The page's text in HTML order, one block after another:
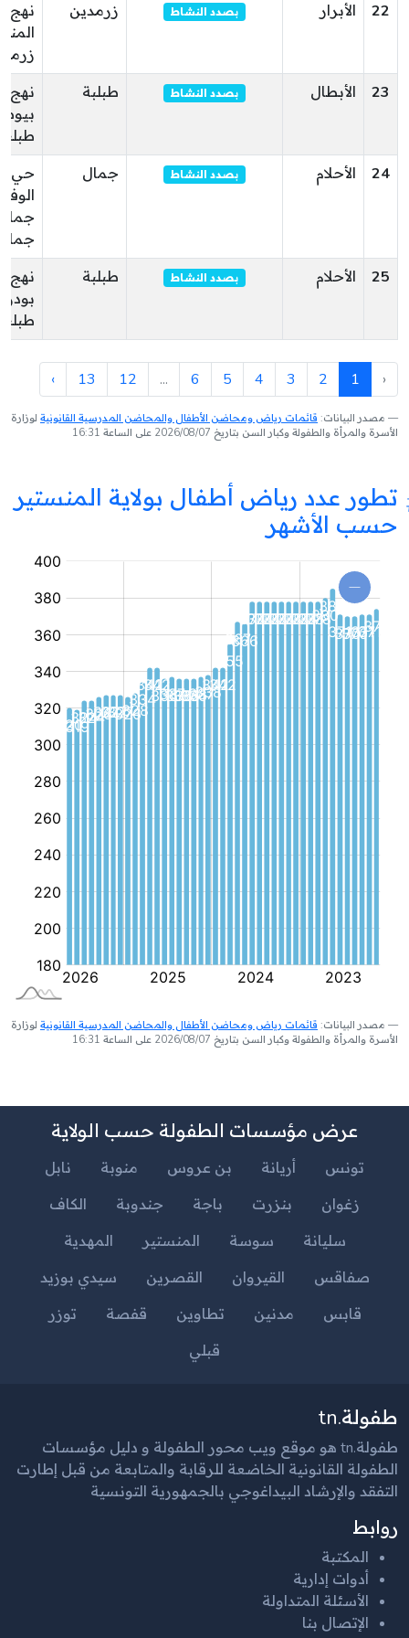
22
الأبرار بصدد النشاط زرمدين
نهج
المنار
23
الأبطال بصدد النشاط طبلبة
نهج
24
الأحلام بصدد النشاط جمال
حي
25
الأحلام بصدد النشاط طبلبة
نهج
‹
1
2
3
4
5
6
...
12
13
›
مصدر البيانات: قائمات رياض ومحاضن الأطفال والمحاضن المدرسية القانونية لوزارة
الأسرة والمرأة والطفولة وكبار السن بتاريخ 2026/08/07 على الساعة 16:31
تطور عدد رياض أطفال بولاية المنستير
حسب الأشهر
روضة
مصدر البيانات: قائمات رياض ومحاضن الأطفال والمحاضن المدرسية القانونية لوزارة
الأسرة والمرأة والطفولة وكبار السن بتاريخ 2026/08/07 على الساعة 16:31
عرض مؤسسات الطفولة حسب الولاية
تونس أريانة بن عروس منوبة
نابل
زغوان
بنزرت باجة جندوبة
الكاف
سليانة
سوسة المنستير
المهدية
صفاقس
القيروان القصرين
سيدي بوزيد
قابس
مدنين تطاوين قفصة
توزر
قبلي
طفولة.tn
طفولة.tn هو موقع ويب محور الطفولة و دليل مؤسسات
الطفولة القانونية الخاضعة للرقابة والمتابعة من قبل إطارت
التفقد والإرشاد البيداغوجي بالجمهورية التونسية
روابط
المكتبة
أدوات إدارية
الأسئلة المتداولة
الإتصال بنا